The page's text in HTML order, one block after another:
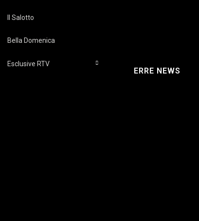
Il Salotto
Bella Domenica
Esclusive RTV
ERRE NEWS